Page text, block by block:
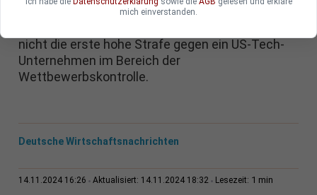
während die Brüsseler Behörde das
nicht die erste hohe Strafe gegen ein US-Tech-
Unternehmen im Bereich der
Wettbewerbskontrolle.
Deutsche Wirtschaftsnachrichten
14.11.2024 16:26 Aktualisiert: 14.11.2024 18:32 Lesezeit: 1 min
mich einverstanden.